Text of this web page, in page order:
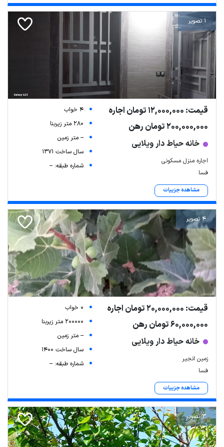
1 تصویر
قیمت: 12,000,000 تومان اجاره
200,000,000 تومان رهن
خانه حیاط دار ویلایی
اجاره منزل مسکونی
فسا
مشاهده جزییات
4 خواب
280 متر زیربنا
-- متر زمین
سال ساخت 1371
شماره طبقه: --
4 تصویر
قیمت: 20,000,000 تومان اجاره
60,000,000 تومان رهن
خانه حیاط دار ویلایی
زمین انجیر
فسا
مشاهده جزییات
0 خواب
200000 متر زیربنا
-- متر زمین
سال ساخت 1400
شماره طبقه: --
3 تصویر